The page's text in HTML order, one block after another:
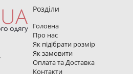
Розділи
Головна
Про нас
Як підібрати розмір
Як замовити
Оплата та Доставка
Контакти